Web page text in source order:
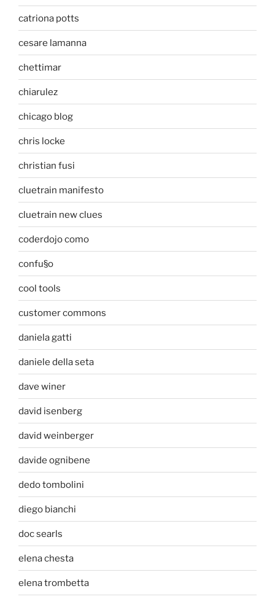
catriona potts
cesare lamanna
chettimar
chiarulez
chicago blog
chris locke
christian fusi
cluetrain manifesto
cluetrain new clues
coderdojo como
confu§o
cool tools
customer commons
daniela gatti
daniele della seta
dave winer
david isenberg
david weinberger
davide ognibene
dedo tombolini
diego bianchi
doc searls
elena chesta
elena trombetta